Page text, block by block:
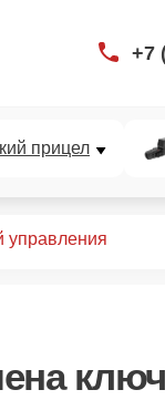
+7
прицел
управления